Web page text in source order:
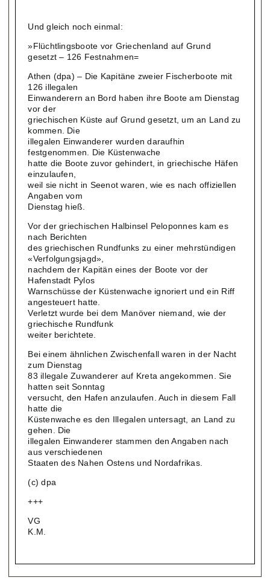
Und gleich noch einmal:
»Flüchtlingsboote vor Griechenland auf Grund
gesetzt – 126 Festnahmen=
Athen (dpa) – Die Kapitäne zweier Fischerboote mit
126 illegalen
Einwanderern an Bord haben ihre Boote am Dienstag
vor der
griechischen Küste auf Grund gesetzt, um an Land zu
kommen. Die
illegalen Einwanderer wurden daraufhin
festgenommen. Die Küstenwache
hatte die Boote zuvor gehindert, in griechische Häfen
einzulaufen,
weil sie nicht in Seenot waren, wie es nach offiziellen
Angaben vom
Dienstag hieß.
Vor der griechischen Halbinsel Peloponnes kam es
nach Berichten
des griechischen Rundfunks zu einer mehrstündigen
«Verfolgungsjagd»,
nachdem der Kapitän eines der Boote vor der
Hafenstadt Pylos
Warnschüsse der Küstenwache ignoriert und ein Riff
angesteuert hatte.
Verletzt wurde bei dem Manöver niemand, wie der
griechische Rundfunk
weiter berichtete.
Bei einem ähnlichen Zwischenfall waren in der Nacht
zum Dienstag
83 illegale Zuwanderer auf Kreta angekommen. Sie
hatten seit Sonntag
versucht, den Hafen anzulaufen. Auch in diesem Fall
hatte die
Küstenwache es den Illegalen untersagt, an Land zu
gehen. Die
illegalen Einwanderer stammen den Angaben nach
aus verschiedenen
Staaten des Nahen Ostens und Nordafrikas.
(c) dpa
+++
VG
K.M.